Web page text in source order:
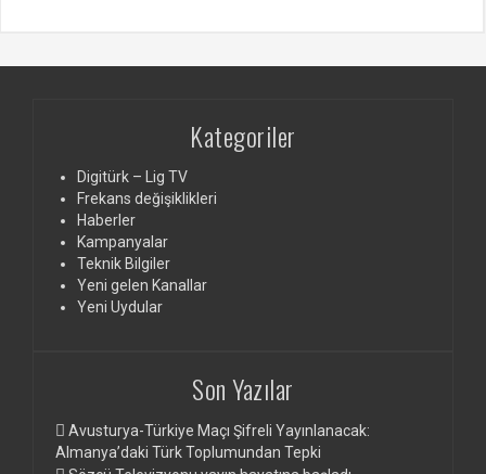
Kategoriler
Digitürk – Lig TV
Frekans değişiklikleri
Haberler
Kampanyalar
Teknik Bilgiler
Yeni gelen Kanallar
Yeni Uydular
Son Yazılar
Avusturya-Türkiye Maçı Şifreli Yayınlanacak:
Almanya’daki Türk Toplumundan Tepki